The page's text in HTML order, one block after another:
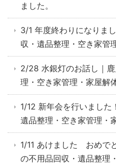
ました。
3/1 年度終わりになりま
収・遺品整理・空き家管
2/28 水銀灯のお話し｜
理・空き家管理・家屋解
1/12 新年会を行いました
遺品整理・空き家管理・
1/11 あけました おめで
の不用品回収・遺品整理